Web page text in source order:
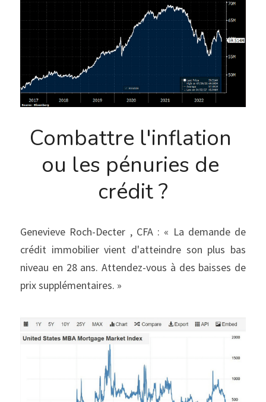
Combattre l'inflation
ou les pénuries de
crédit ?
Genevieve Roch-Decter , CFA : « La demande de
crédit immobilier vient d'atteindre son plus bas
niveau en 28 ans. Attendez-vous à des baisses de
prix supplémentaires. »